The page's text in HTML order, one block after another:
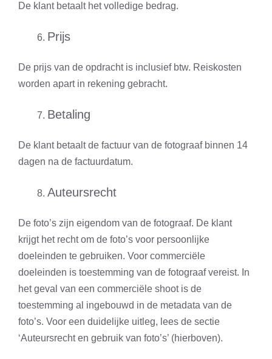
De klant betaalt het volledige bedrag.
Prijs
De prijs van de opdracht is inclusief btw. Reiskosten
worden apart in rekening gebracht.
Betaling
De klant betaalt de factuur van de fotograaf binnen 14
dagen na de factuurdatum.
Auteursrecht
De foto’s zijn eigendom van de fotograaf. De klant
krijgt het recht om de foto’s voor persoonlijke
doeleinden te gebruiken. Voor commerciële
doeleinden is toestemming van de fotograaf vereist. In
het geval van een commerciële shoot is de
toestemming al ingebouwd in de metadata van de
foto’s. Voor een duidelijke uitleg, lees de sectie
‘Auteursrecht en gebruik van foto’s’ (hierboven).